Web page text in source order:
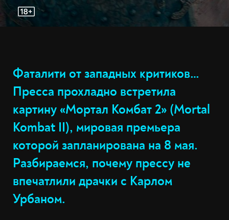
Фаталити от западных критиков…
Пресса прохладно встретила
картину «Мортал Комбат 2» (Mortal
Kombat II), мировая премьера
которой запланирована на 8 мая.
Разбираемся, почему прессу не
впечатлили драчки с Карлом
Урбаном.